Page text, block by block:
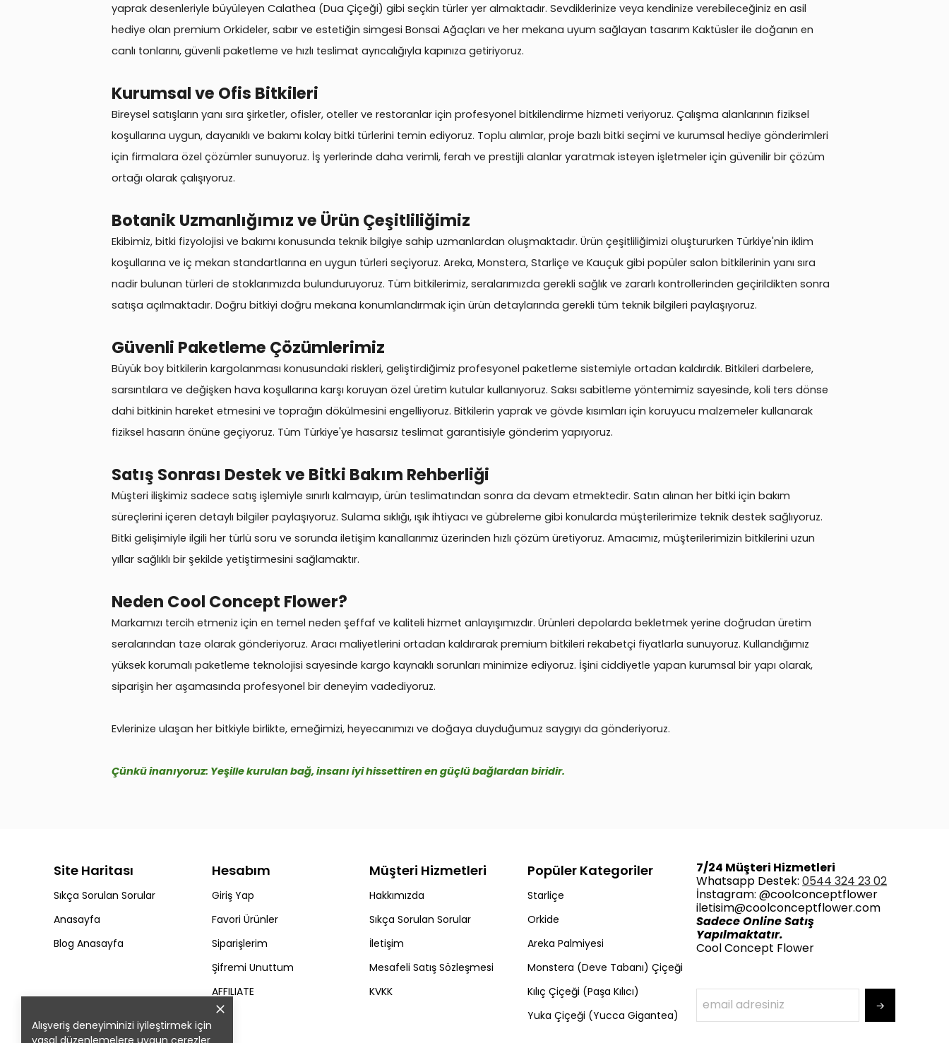
Alışveriş deneyiminizi iyileştirmek için
yasal düzenlemelere uygun çerezler
yaprak desenleriyle büyüleyen Calathea (Dua Çiçeği) gibi seçkin türler yer almaktadır. Sevdiklerinize veya kendinize verebileceğiniz en asil
hediye olan premium Orkideler, sabır ve estetiğin simgesi Bonsai Ağaçları ve her mekana uyum sağlayan tasarım Kaktüsler ile doğanın en
canlı tonlarını, güvenli paketleme ve hızlı teslimat ayrıcalığıyla kapınıza getiriyoruz.
Kurumsal ve Ofis Bitkileri
Bireysel satışların yanı sıra şirketler, ofisler, oteller ve restoranlar için profesyonel bitkilendirme hizmeti veriyoruz. Çalışma alanlarının fiziksel
koşullarına uygun, dayanıklı ve bakımı kolay bitki türlerini temin ediyoruz. Toplu alımlar, proje bazlı bitki seçimi ve kurumsal hediye gönderimleri
için firmalara özel çözümler sunuyoruz. İş yerlerinde daha verimli, ferah ve prestijli alanlar yaratmak isteyen işletmeler için güvenilir bir çözüm
ortağı olarak çalışıyoruz.
Botanik Uzmanlığımız ve Ürün Çeşitliliğimiz
Ekibimiz, bitki fizyolojisi ve bakımı konusunda teknik bilgiye sahip uzmanlardan oluşmaktadır. Ürün çeşitliliğimizi oluştururken Türkiye'nin iklim
koşullarına ve iç mekan standartlarına en uygun türleri seçiyoruz. Areka, Monstera, Starliçe ve Kauçuk gibi popüler salon bitkilerinin yanı sıra
nadir bulunan türleri de stoklarımızda bulunduruyoruz. Tüm bitkilerimiz, seralarımızda gerekli sağlık ve zararlı kontrollerinden geçirildikten sonra
satışa açılmaktadır. Doğru bitkiyi doğru mekana konumlandırmak için ürün detaylarında gerekli tüm teknik bilgileri paylaşıyoruz.
Güvenli Paketleme Çözümlerimiz
Büyük boy bitkilerin kargolanması konusundaki riskleri, geliştirdiğimiz profesyonel paketleme sistemiyle ortadan kaldırdık. Bitkileri darbelere,
sarsıntılara ve değişken hava koşullarına karşı koruyan özel üretim kutular kullanıyoruz. Saksı sabitleme yöntemimiz sayesinde, koli ters dönse
dahi bitkinin hareket etmesini ve toprağın dökülmesini engelliyoruz. Bitkilerin yaprak ve gövde kısımları için koruyucu malzemeler kullanarak
fiziksel hasarın önüne geçiyoruz. Tüm Türkiye'ye hasarsız teslimat garantisiyle gönderim yapıyoruz.
Satış Sonrası Destek ve Bitki Bakım Rehberliği
Müşteri ilişkimiz sadece satış işlemiyle sınırlı kalmayıp, ürün teslimatından sonra da devam etmektedir. Satın alınan her bitki için bakım
süreçlerini içeren detaylı bilgiler paylaşıyoruz. Sulama sıklığı, ışık ihtiyacı ve gübreleme gibi konularda müşterilerimize teknik destek sağlıyoruz.
Bitki gelişimiyle ilgili her türlü soru ve sorunda iletişim kanallarımız üzerinden hızlı çözüm üretiyoruz. Amacımız, müşterilerimizin bitkilerini uzun
yıllar sağlıklı bir şekilde yetiştirmesini sağlamaktır.
Neden Cool Concept Flower?
Markamızı tercih etmeniz için en temel neden şeffaf ve kaliteli hizmet anlayışımızdır. Ürünleri depolarda bekletmek yerine doğrudan üretim
seralarından taze olarak gönderiyoruz. Aracı maliyetlerini ortadan kaldırarak premium bitkileri rekabetçi fiyatlarla sunuyoruz. Kullandığımız
yüksek korumalı paketleme teknolojisi sayesinde kargo kaynaklı sorunları minimize ediyoruz. İşini ciddiyetle yapan kurumsal bir yapı olarak,
siparişin her aşamasında profesyonel bir deneyim vadediyoruz.
Evlerinize ulaşan her bitkiyle birlikte, emeğimizi, heyecanımızı ve doğaya duyduğumuz saygıyı da gönderiyoruz.
Çünkü inanıyoruz: Yeşille kurulan bağ, insanı iyi hissettiren en güçlü bağlardan biridir.
Site Haritası
Sıkça Sorulan Sorular
Anasayfa
Blog Anasayfa
Hesabım
Giriş Yap
Favori Ürünler
Siparişlerim
Şifremi Unuttum
AFFILIATE
Müşteri Hizmetleri
Hakkımızda
Sıkça Sorulan Sorular
İletişim
Mesafeli Satış Sözleşmesi
KVKK
Popüler Kategoriler
Starliçe
Orkide
Areka Palmiyesi
Monstera (Deve Tabanı) Çiçeği
Kılıç Çiçeği (Paşa Kılıcı)
Yuka Çiçeği (Yucca Gigantea)
7/24 Müşteri Hizmetleri
Whatsapp Destek: 0544 324 23 02
İnstagram: @coolconceptflower
iletisim@coolconceptflower.com
Sadece Online Satış
Yapılmaktatır.
Cool Concept Flower
→